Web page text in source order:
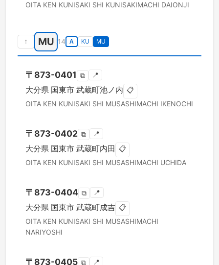
OITA KEN KUNISAKI SHI KUNISAKIMACHI DAIONJI
↑ MU 14 A KU MU
〒 873-0401 ⧉ 📍
大分県 国東市 武蔵町池ノ内 📋
OITA KEN KUNISAKI SHI MUSASHIMACHI IKENOCHI
〒 873-0402 ⧉ 📍
大分県 国東市 武蔵町内田 📋
OITA KEN KUNISAKI SHI MUSASHIMACHI UCHIDA
〒 873-0404 ⧉ 📍
大分県 国東市 武蔵町成吉 📋
OITA KEN KUNISAKI SHI MUSASHIMACHI
NARIYOSHI
〒 873-0405 ⧉ 📍